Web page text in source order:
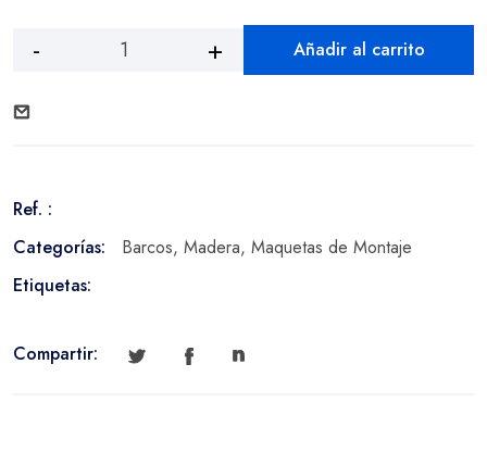
Lancha
Dragon
Añadir al carrito
Ref. :
Categorías:
Barcos, Madera, Maquetas de Montaje
Etiquetas:
Compartir: